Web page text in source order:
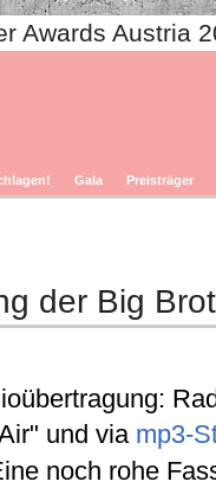
Awards Austria
Gala Preisträger
der Big
und via mp3-
noch rohe